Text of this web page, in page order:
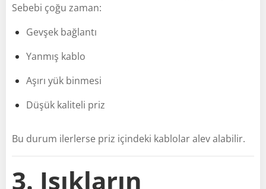
Sebebi çoğu zaman:
Gevşek bağlantı
Yanmış kablo
Aşırı yük binmesi
Düşük kaliteli priz
Bu durum ilerlerse priz içindeki kablolar alev alabilir.
3. Işıkların